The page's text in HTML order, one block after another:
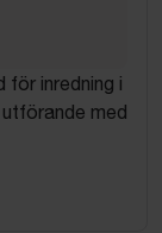
för inredning i
med